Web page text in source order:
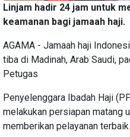
Linjam hadir 24 jam untuk
keamanan bagi jamaah haji.
AGAMA - Jamaah haji
tiba di Madinah, Arab Saudi,
Petugas
Penyelenggara Ibadah Haji
melakukan persiapan matang
memberikan pelayanan terbaik